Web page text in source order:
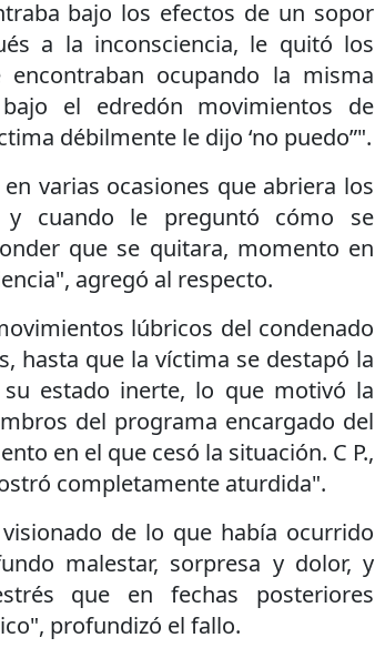
bajo los efectos de un sopor
a la inconsciencia, le quitó los
ocupando la misma
el edredón movimientos de
débilmente le dijo ‘no puedo”".
varias ocasiones que abriera los
y cuando le preguntó cómo se
que se quitara, momento en
agregó al respecto.
lúbricos del condenado
hasta que la víctima se destapó la
estado inerte, lo que motivó la
del programa encargado del
en el que cesó la situación. C P.,
completamente aturdida".
de lo que había ocurrido
malestar, sorpresa y dolor, y
que en fechas posteriores
profundizó el fallo.